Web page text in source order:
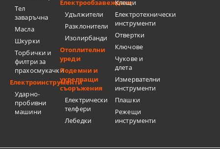
Тел
заваръчна
Масла
Шкурки
Торбички и
филтри за
прахосмукачки
Електроинструменти
Ударно-
пробивни
машини
Електрообзавеждане
Удължители
Разклонители
Изолирбанди
Отоплителни
уреди
Подемни и
укрепващи
съоръжения
Електрически
телфери
Лебедки
Клещи
Електротехнически
инструменти
Отвертки
Ключове
Чукове и
длета
Измервателни
инструменти
Плашки
Режещи
инструменти